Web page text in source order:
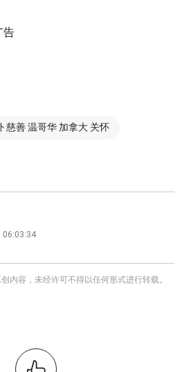
告
慈善 温哥华 加拿大 关怀
06:03:34
内容，未经许可不得以任何形式进行转载。